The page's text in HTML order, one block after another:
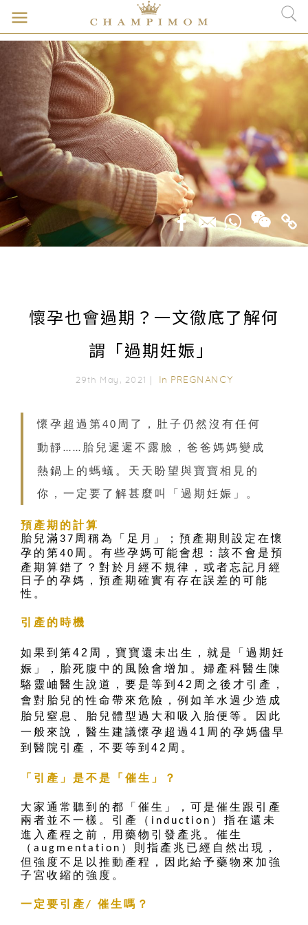
懷孕也會過期？一文徹底了解何
謂「過期妊娠」
29th May, 2021｜ In PREGNANCY
懷孕超過第 40 周了，肚子仍然沒有任何
動靜…… 胎兒遲遲不露臉，爸爸媽媽變成
熱鍋上的螞蟻。天天盼望與寶寶相見的
你，一定要了解甚麼叫「過期妊娠」。
預產期的計算
胎兒滿 37 周稱為「足月」；預產期則設定在懷
孕的第40 周。有些孕媽可能會想：該不會是預
產期算錯了？對於月經不規律，或者忘記月經
日子的孕媽，預產期確實有存在誤差的可能
性。
引產的時機
如果到第42周，寶寶還未出生，就是「過期妊
娠」，胎死腹中的風險會增加。婦產科醫生陳
駱靈岫醫生說道，要是等到42周之後才引產，
會對胎兒的性命帶來危險，例如羊水過少造成
胎兒窒息、胎兒體型過大和吸入胎便等。因此
一般來說，醫生建議懷孕超過41周的孕媽儘早
到醫院引產，不要等到42周。
「引產」是不是「催生」？
大家通常聽到的都「催生」，可是催生跟引產
兩者並不一樣。引產（ induction ）指在還未
進入產程之前，用藥物引發產兆。催生
（ augmentation ）則指產兆已經自然出現，
但強度不足以推動產程，因此給予藥物來加強
子宮收縮的強度。
一定要引產/ 催生嗎？